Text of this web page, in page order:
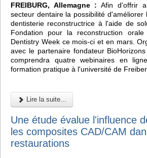
FREIBURG, Allemagne : Afin d'offrir
secteur dentaire la possibilité d'améliorer
dentisterie reconstructrice à l'aide de
Fondation pour la reconstruction
Dentistry Week ce mois-ci et en mars.
avec le partenaire fondateur
comprendra quatre webinaires en
formation pratique à l'université de
Lire la suite...
Une étude évalue l'influence
les composites CAD/CAM
restaurations